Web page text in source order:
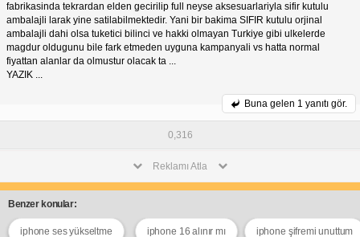
fabrikasinda tekrardan elden gecirilip full neyse aksesuarlariyla sifir kutulu
ambalajli larak yine satilabilmektedir. Yani bir bakima SIFIR kutulu orjinal
ambalajli dahi olsa tuketici bilinci ve hakki olmayan Turkiye gibi ulkelerde
magdur oldugunu bile fark etmeden uyguna kampanyali vs hatta normal
fiyattan alanlar da olmustur olacak ta ...
YAZIK ...
Buna gelen 1 yanıtı gör.
0,316
Reklamı Atla
Benzer konular:
iphone ses yükseltme iphone 16 alınır mı iphone şifremi unuttum